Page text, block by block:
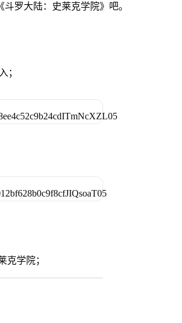
罗大陆：史莱克学院》吧。
；
克学院；